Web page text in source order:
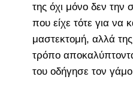
της όχι μόνο δεν την
που είχε τότε για να
μαστεκτομή, αλλά
τρόπο
του οδήγησε τον